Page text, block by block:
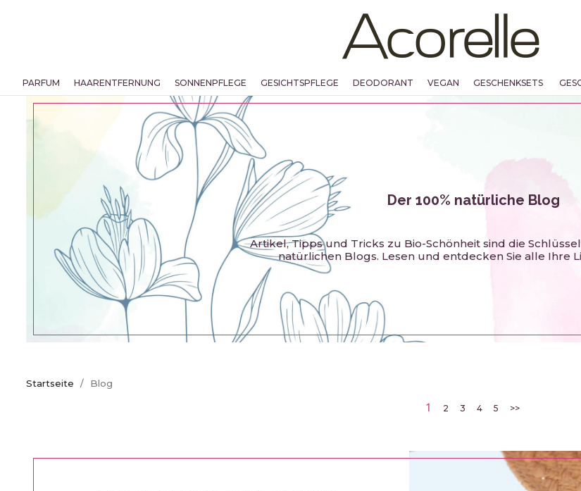
PARFUM HAARENTFERNUNG SONNENPFLEGE GESICHTSPFLEGE DEODORANT VEGAN GESCHENKSETS
Der 100% natürliche Blog
Artikel, Tipps und Tricks zu Bio-Schönheit sind die
natürlichen Blogs. Lesen und entdecken Sie alle Ihre
Startseite Blog
1 2 3 4 5 >>